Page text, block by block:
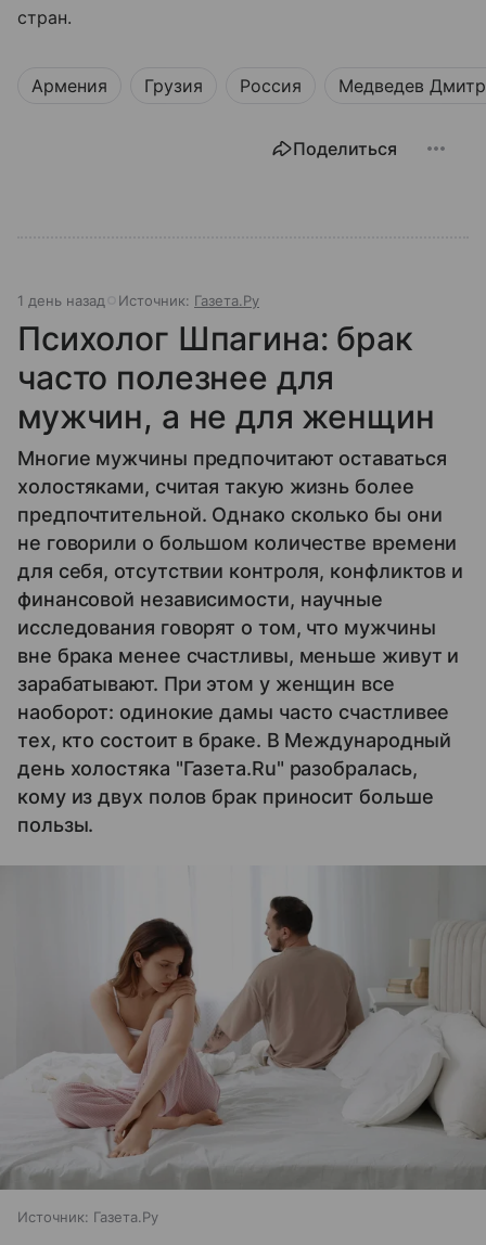
стран.
Армения Грузия Россия Медведев
Поделиться
1 день назад Источник: Газета.Ру
Психолог Шпагина: брак
часто полезнее для
мужчин, а не для женщин
Многие мужчины предпочитают оставаться
холостяками, считая такую жизнь более
предпочтительной. Однако сколько бы они
не говорили о большом количестве времени
для себя, отсутствии контроля, конфликтов и
финансовой независимости, научные
исследования говорят о том, что мужчины
вне брака менее счастливы, меньше живут и
зарабатывают. При этом у женщин все
наоборот: одинокие дамы часто счастливее
тех, кто состоит в браке. В Международный
день холостяка "Газета.Ru" разобралась,
кому из двух полов брак приносит больше
пользы.
Источник: Газета.Ру